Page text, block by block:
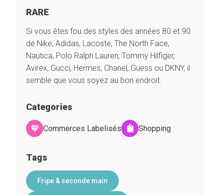
RARE
Si vous êtes fou des styles des années 80 et 90
de Nike, Adidas, Lacoste, The North Face,
Nautica, Polo Ralph Lauren, Tommy Hilfiger,
Avirex, Gucci, Hermes, Chanel, Guess ou DKNY, il
semble que vous soyez au bon endroit.
Categories
Commerces Labelisés Shopping
Tags
Fripe & seconde main